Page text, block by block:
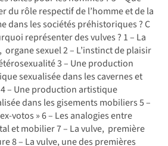
du rôle respectif de l’homme et de la
dans les sociétés préhistoriques ? C
représenter des vulves ? 1 – La
organe sexuel 2 – L’instinct de plaisir
3 – Une production
sexualisée dans les cavernes et
– Une production artistique
dans les gisements mobiliers 5 –
votos » 6 – Les analogies entre
et mobilier 7 – La vulve, première
8 – La vulve, une des premières